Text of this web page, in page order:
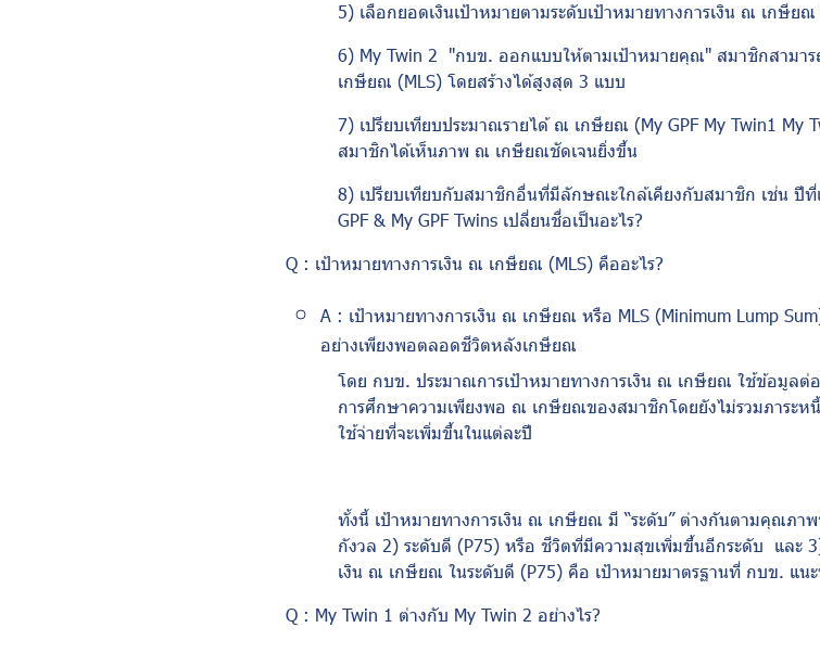
5) เลือกยอดเงินเป้าหมายตามระดับเป้าหมายทางการเงิน ณ เกษีย
6) My Twin 2 "กบข. ออกแบบให้ตามเป้าหมายคุณ" สมาชิกสามาร
เกษียณ (MLS) โดยสร้างได้สูงสุด 3 แบบ
7) เปรียบเทียบประมาณรายได้ ณ เกษียณ (My GPF My Twin1 My
สมาชิกได้เห็นภาพ ณ เกษียณชัดเจนยิ่งขึ้น
8) เปรียบเทียบกับสมาชิกอื่นที่มีลักษณะใกล้เคียงกับสมาชิก เช่น ปีที่
GPF & My GPF Twins เปลี่ยนชื่อเป็นอะไร?
Q : เป้าหมายทางการเงิน ณ เกษียณ (MLS) คืออะไร?
A : เป้าหมายทางการเงิน ณ เกษียณ หรือ MLS (Minimum Lump
อย่างเพียงพอตลอดชีวิตหลังเกษียณ
โดย กบข. ประมาณการเป้าหมายทางการเงิน ณ เกษียณ ใช้ข้อมูล
การศึกษาความเพียงพอ ณ เกษียณของสมาชิกโดยยังไม่รวมภาระ
ใช้จ่ายที่จะเพิ่มขึ้นในแต่ละปี
ทั้งนี้ เป้าหมายทางการเงิน ณ เกษียณ มี “ระดับ” ต่างกันตามคุณภา
กังวล 2) ระดับดี (P75) หรือ ชีวิตที่มีความสุขเพิ่มขึ้นอีกระดับ และ
เงิน ณ เกษียณ ในระดับดี (P75) คือ เป้าหมายมาตรฐานที่ กบข. แ
Q : My Twin 1 ต่างกับ My Twin 2 อย่างไร?